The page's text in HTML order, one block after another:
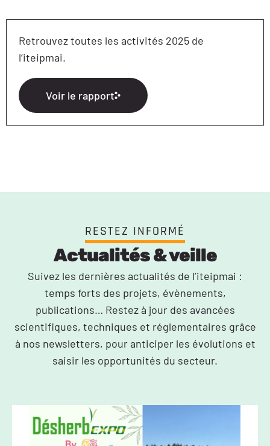
Retrouvez toutes les activités 2025 de
l’iteipmai.
Voir le rapport
RESTEZ INFORMÉ
Actualités & veille
Suivez les dernières actualités de l’iteipmai :
temps forts des projets, évènements,
publications… Restez à jour des avancées
scientifiques, techniques et réglementaires grâce
à nos newsletters, pour anticiper les évolutions et
saisir les opportunités du secteur.